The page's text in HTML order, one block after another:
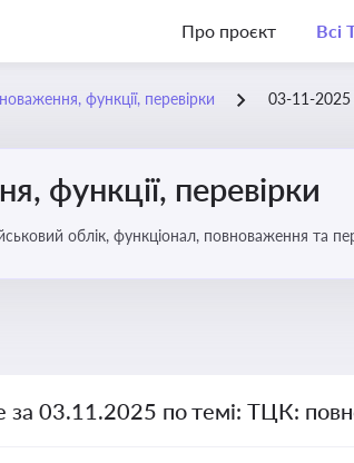
Про проєкт Всі
функції, перевірки 03-11-2025
функції, перевірки
військовий облік, функціонал, повноваження та
за 03.11.2025 по темі: ТЦК: